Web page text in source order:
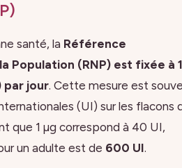
santé, la Référence
Population (RNP) est fixée à
par jour. Cette mesure est
(UI) sur les flacons
que 1 µg correspond à 40 UI,
un adulte est de 600 UI.